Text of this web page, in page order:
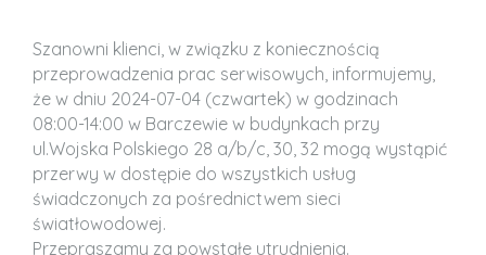
Szanowni klienci, w związku z koniecznością
przeprowadzenia prac serwisowych, informujemy,
że w dniu 2024-07-04 (czwartek) w godzinach
08:00-14:00 w Barczewie w budynkach przy
ul.Wojska Polskiego 28 a/b/c, 30, 32 mogą wystąpić
przerwy w dostępie do wszystkich usług
świadczonych za pośrednictwem sieci
światłowodowej.
Przepraszamy za powstałe utrudnienia.